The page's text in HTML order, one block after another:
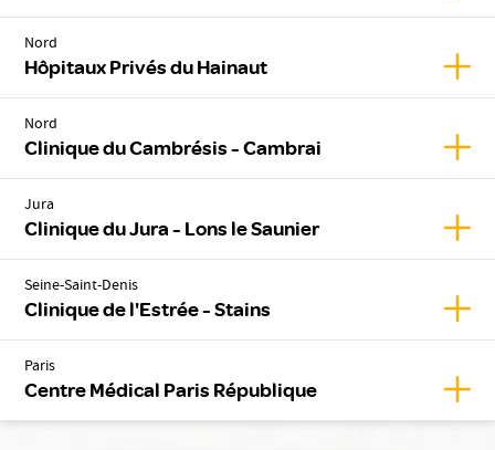
Nord
Hôpitaux Privés du Hainaut
Nord
Clinique du Cambrésis - Cambrai
Jura
Clinique du Jura - Lons le Saunier
Seine-Saint-Denis
Clinique de l'Estrée - Stains
Paris
Centre Médical Paris République